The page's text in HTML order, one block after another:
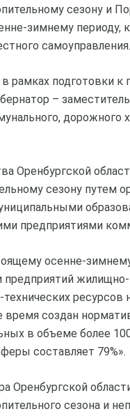
сезону и
зимнему
самоуправления.
рамках подготовки
–
дорожного
Оренбургской
сезону путем
предприятиями
осенне-
предприятий
ресурсов
время создан
в объеме более
составляет 79%».
Оренбургской
сезона и